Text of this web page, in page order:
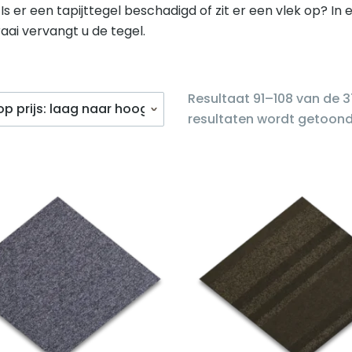
er een tapijttegel beschadigd of zit er een vlek op? In
vervangt u de tegel.
Resultaat 91–108 van de
resultaten wordt getoond